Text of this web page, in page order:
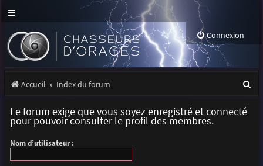
Connexion
Accueil Index du forum
Le forum exige que vous soyez enregistré et connecté
pour pouvoir consulter le profil des membres.
Nom d’utilisateur :